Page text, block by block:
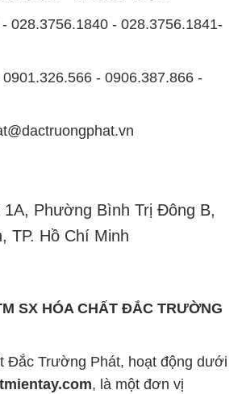
028.3756.1840 - 028.3756.1841-
- 0906.387.866 -
1A, Phường Bình Trị Đông B,
TP. Hồ Chí Minh
SX HÓA CHẤT ĐẮC TRƯỜNG
Đắc Trường Phát, hoạt động dưới
, là một đơn vị